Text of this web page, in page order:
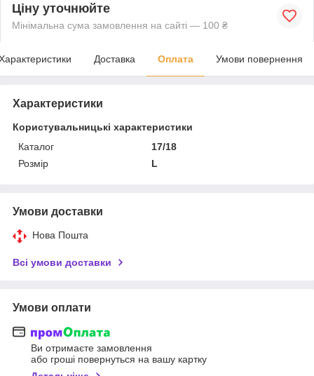
Ціну уточнюйте
Мінімальна сума замовлення на сайті — 100 ₴
Доставка Оплата Умови повернення
Характеристики
Користувальницькі характеристики
Каталог
17/18
Розмір
L
Умови доставки
Нова Пошта
Всі умови доставки
Умови оплати
Ви отримаєте замовлення
або гроші повернуться на вашу картку